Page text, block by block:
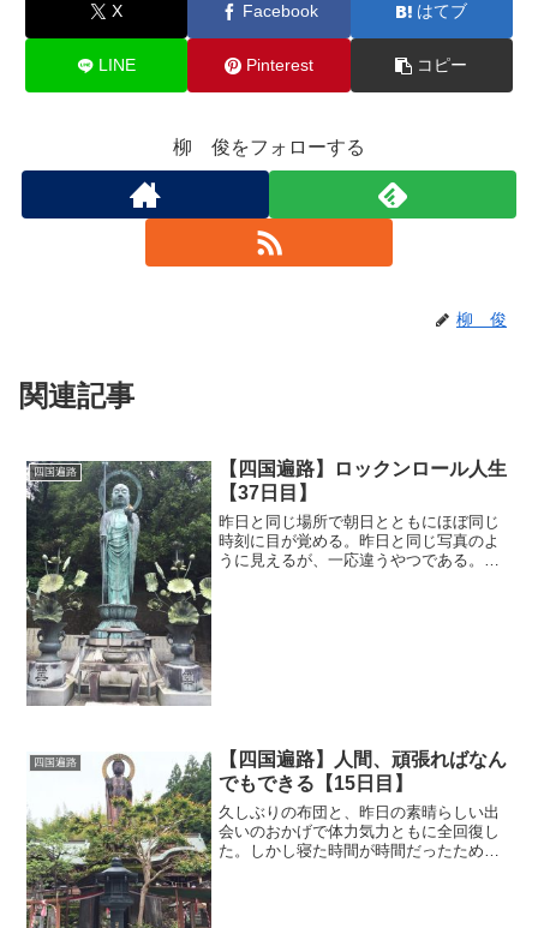
X Facebook はてブ
LINE Pinterest コピー
柳 俊をフォローする
柳 俊
関連記事
四国遍路
【四国遍路】ロックンロール人生
【37日目】
昨日と同じ場所で朝日とともにほぼ同じ
時刻に目が覚める。昨日と同じ写真のよ
うに見えるが、一応違うやつである。そ
四国遍路
【四国遍路】人間、頑張ればなん
でもできる【15日目】
久しぶりの布団と、昨日の素晴らしい出
会いのおかげで体力気力ともに全回復し
た。しかし寝た時間が時間だったため